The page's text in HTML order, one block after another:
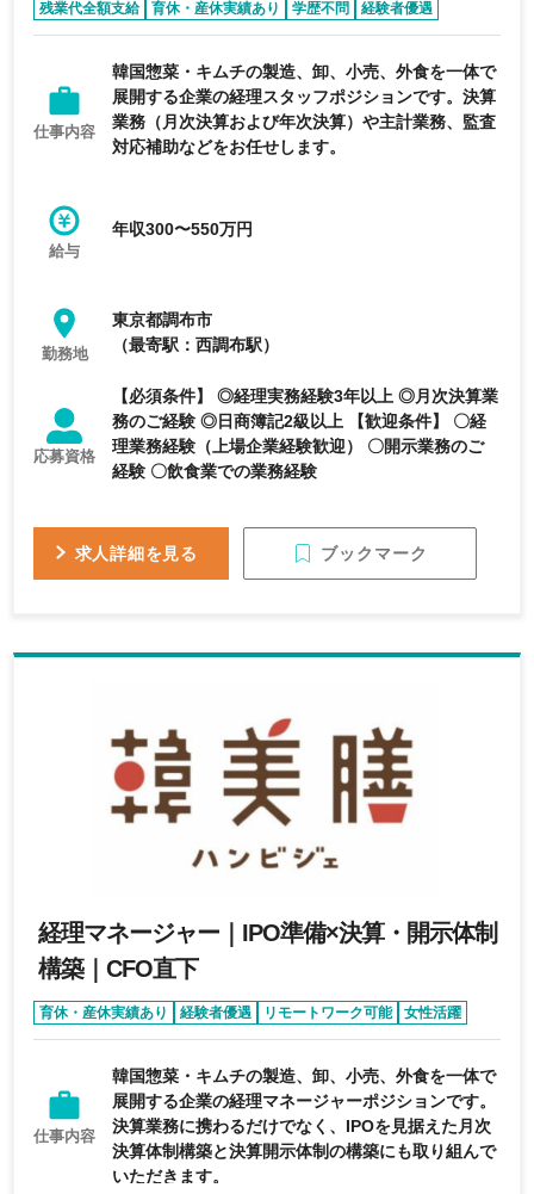
残業代全額支給 育休・産休実績あり 学歴不問
経験者優遇
リモートワーク可能
仕事内容
韓国惣菜・キムチの製造、卸、小売、外食を一体で
展開する企業の経理スタッフポジションです。決算
業務（月次決算および年次決算）や主計業務、監査
対応補助などをお任せします。
給与
年収300〜550万円
勤務地
東京都調布市
（最寄駅：西調布駅）
応募資格
【必須条件】 ◎経理実務経験3年以上 ◎月次決算業
務のご経験 ◎日商簿記2級以上 【歓迎条件】 〇経
理業務経験（上場企業経験歓迎） 〇開示業務のご
経験 〇飲食業での業務経験
求人詳細を見る ブックマーク
経理マネージャー｜IPO準備×決算・開示体制
構築｜CFO直下
育休・産休実績あり 経験者優遇 リモートワーク可能
女性活躍
完全週休2日制
仕事内容
韓国惣菜・キムチの製造、卸、小売、外食を一体で
展開する企業の経理マネージャーポジションです。
決算業務に携わるだけでなく、IPOを見据えた月次
決算体制構築と決算開示体制の構築にも取り組んで
いただきます。